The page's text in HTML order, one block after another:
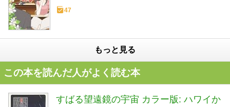
47
もっと見る
この本を読んだ人がよく読む本
すばる望遠鏡の宇宙 カラー版: ハワイか